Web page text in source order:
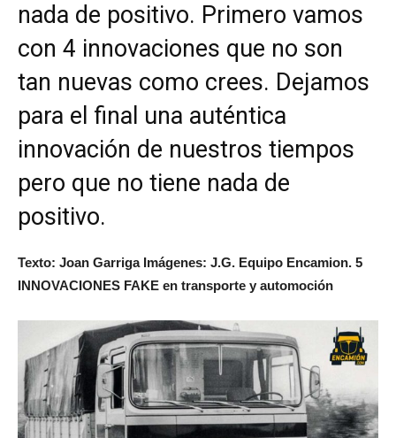
nada de positivo. Primero vamos
con 4 innovaciones que no son
tan nuevas como crees. Dejamos
para el final una auténtica
innovación de nuestros tiempos
pero que no tiene nada de
positivo.
Texto: Joan Garriga Imágenes: J.G. Equipo Encamion. 5
INNOVACIONES FAKE en transporte y automoción